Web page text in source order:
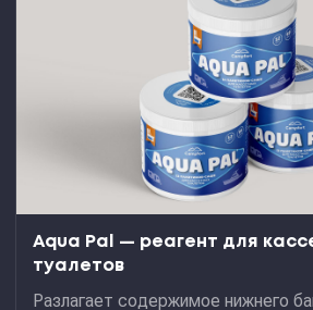
Aqua Pal — pеагент для
туалетов
Разлагает содержимое нижнего